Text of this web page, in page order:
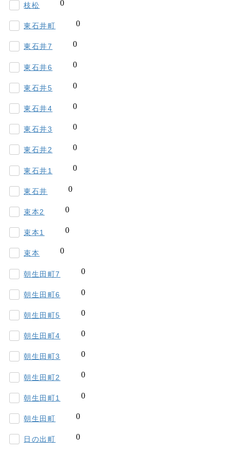
枝松
東石井町
東石井7
東石井6
東石井5
東石井4
東石井3
東石井2
東石井1
東石井
束本2
束本1
束本
朝生田町7
朝生田町6
朝生田町5
朝生田町4
朝生田町3
朝生田町2
朝生田町1
朝生田町
日の出町